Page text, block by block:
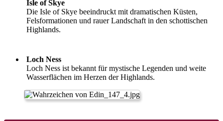
Isle of Skye
Die Isle of Skye beeindruckt mit dramatischen Küsten,
Felsformationen und rauer Landschaft in den schottischen
Highlands.
Loch Ness
Loch Ness ist bekannt für mystische Legenden und weite
Wasserflächen im Herzen der Highlands.